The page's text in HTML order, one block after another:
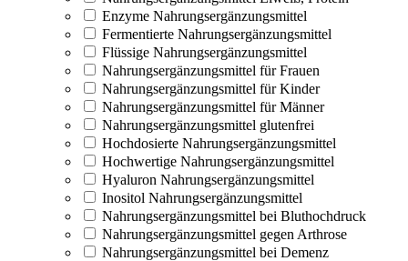
Enzyme Nahrungsergänzungsmittel
Fermentierte Nahrungsergänzungsmittel
Flüssige Nahrungsergänzungsmittel
Nahrungsergänzungsmittel für Frauen
Nahrungsergänzungsmittel für Kinder
Nahrungsergänzungsmittel für Männer
Nahrungsergänzungsmittel glutenfrei
Hochdosierte Nahrungsergänzungsmittel
Hochwertige Nahrungsergänzungsmittel
Hyaluron Nahrungsergänzungsmittel
Inositol Nahrungsergänzungsmittel
Nahrungsergänzungsmittel bei Bluthochdruck
Nahrungsergänzungsmittel gegen Arthrose
Nahrungsergänzungsmittel bei Demenz